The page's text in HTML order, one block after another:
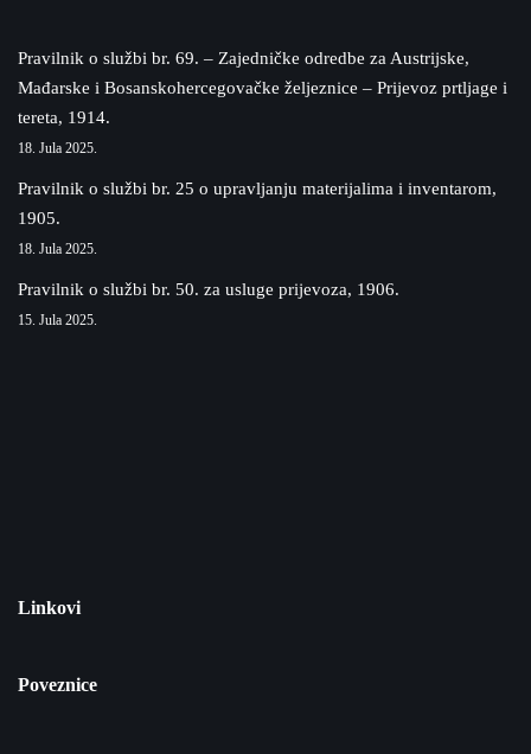
Pravilnik o službi br. 69. – Zajedničke odredbe za Austrijske,
Mađarske i Bosanskohercegovačke željeznice – Prijevoz prtljage i
tereta, 1914.
18. Jula 2025.
Pravilnik o službi br. 25 o upravljanju materijalima i inventarom,
1905.
18. Jula 2025.
Pravilnik o službi br. 50. za usluge prijevoza, 1906.
15. Jula 2025.
Linkovi
Poveznice